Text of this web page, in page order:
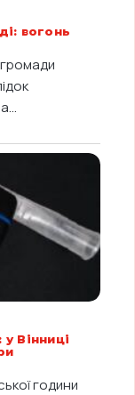
вогонь
у Вінниці
години